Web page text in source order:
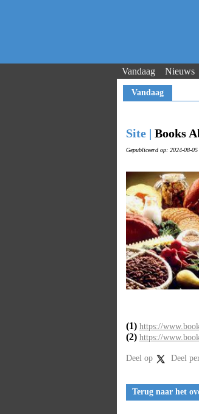
Vandaag Nieuws
Vandaag
Site | Books
Gepubliceerd op: 2024-08-05
(1) https://
(2) https://
Deel op Deel
Terug naar het